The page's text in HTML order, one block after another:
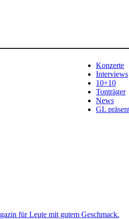
Konzerte
Interviews
10+10
Tonträger
News
GL
für Leute mit gutem Geschmack.